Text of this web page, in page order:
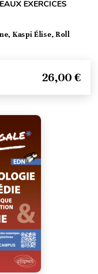
EXERCICES
Kaspi Élise, Roll
26,00 €